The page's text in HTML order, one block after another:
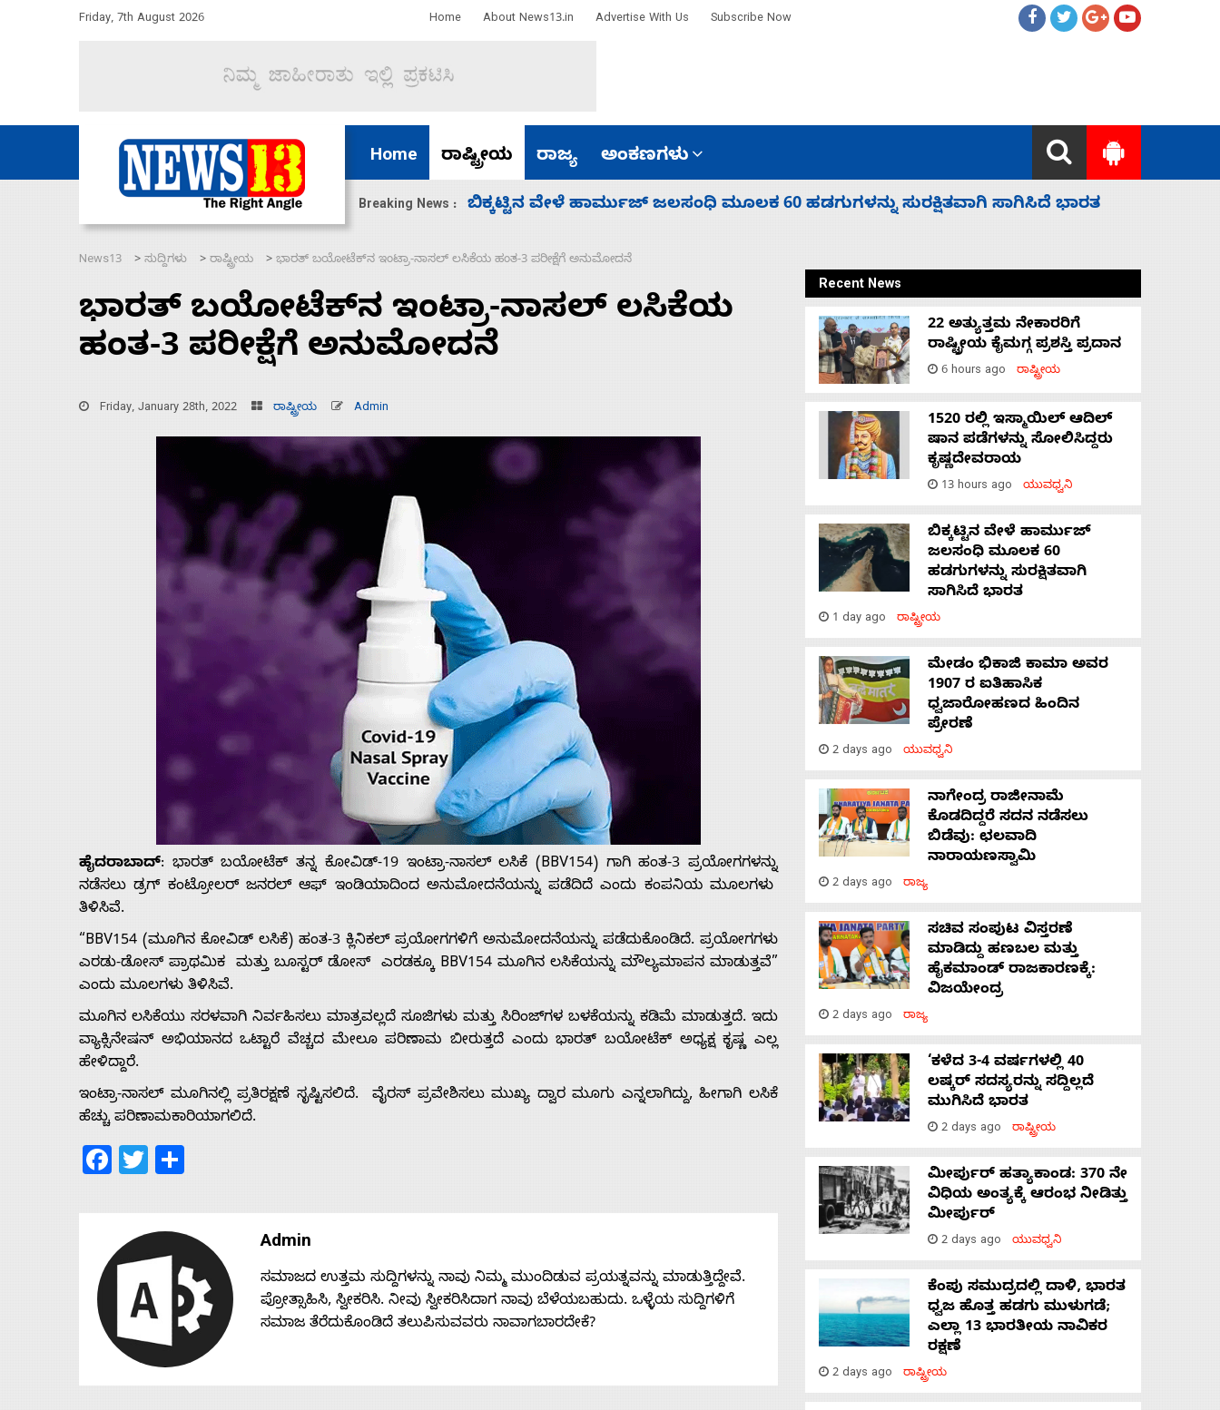
Friday, 7th August 2026 Home About News13.in Advertise With Us Subscribe Now
Home ರಾಷ್ಟ್ರೀಯ ರಾಜ್ಯ ಅಂಕಣಗಳು
Breaking News :
ಜಲಸಂಧಿ ಮೂಲಕ 60 ಹಡಗುಗಳನ್ನು ಸುರಕ್ಷಿತವಾಗಿ ಸಾಗಿಸಿದೆ ಭಾರತ ನಾಗೇಂದ್ರ ರಾಜೀನಾಮೆ ಕೊಡದಿದ್ದರೆ ಸದನ ನಡೆಸಲು ಬಿಡೆವು: ಛಲವಾದಿ ನಾರಾಯಣಸ್ವಾಮಿ
Advertise
Contact
News13 > ಸುದ್ದಿಗಳು > ರಾಷ್ಟ್ರೀಯ > ಭಾರತ್‌ ಬಯೋಟೆಕ್‌ನ ಇಂಟ್ರಾ-ನಾಸಲ್ ಲಸಿಕೆಯ ಹಂತ-3 ಪರೀಕ್ಷೆಗೆ ಅನುಮೋದನೆ
ಭಾರತ್‌ ಬಯೋಟೆಕ್‌ನ ಇಂಟ್ರಾ-ನಾಸಲ್ ಲಸಿಕೆಯ
ಹಂತ-3 ಪರೀಕ್ಷೆಗೆ ಅನುಮೋದನೆ
Friday, January 28th, 2022 ರಾಷ್ಟ್ರೀಯ Admin
ಹೈದರಾಬಾದ್: ಭಾರತ್ ಬಯೋಟೆಕ್ ತನ್ನ ಕೋವಿಡ್-19 ಇಂಟ್ರಾ-ನಾಸಲ್ ಲಸಿಕೆ (BBV154) ಗಾಗಿ ಹಂತ-3 ಪ್ರಯೋಗಗಳನ್ನು
ನಡೆಸಲು ಡ್ರಗ್ ಕಂಟ್ರೋಲರ್ ಜನರಲ್ ಆಫ್ ಇಂಡಿಯಾದಿಂದ ಅನುಮೋದನೆಯನ್ನು ಪಡೆದಿದೆ ಎಂದು ಕಂಪನಿಯ ಮೂಲಗಳು
ತಿಳಿಸಿವೆ.
“BBV154 (ಮೂಗಿನ ಕೋವಿಡ್ ಲಸಿಕೆ) ಹಂತ-3 ಕ್ಲಿನಿಕಲ್ ಪ್ರಯೋಗಗಳಿಗೆ ಅನುಮೋದನೆಯನ್ನು ಪಡೆದುಕೊಂಡಿದೆ. ಪ್ರಯೋಗಗಳು
ಎರಡು-ಡೋಸ್ ಪ್ರಾಥಮಿಕ ಮತ್ತು ಬೂಸ್ಟರ್ ಡೋಸ್ ಎರಡಕ್ಕೂ BBV154 ಮೂಗಿನ ಲಸಿಕೆಯನ್ನು ಮೌಲ್ಯಮಾಪನ ಮಾಡುತ್ತವೆ”
ಎಂದು ಮೂಲಗಳು ತಿಳಿಸಿವೆ.
ಮೂಗಿನ ಲಸಿಕೆಯು ಸರಳವಾಗಿ ನಿರ್ವಹಿಸಲು ಮಾತ್ರವಲ್ಲದೆ ಸೂಜಿಗಳು ಮತ್ತು ಸಿರಿಂಜ್‌ಗಳ ಬಳಕೆಯನ್ನು ಕಡಿಮೆ ಮಾಡುತ್ತದೆ. ಇದು
ವ್ಯಾಕ್ಸಿನೇಷನ್ ಅಭಿಯಾನದ ಒಟ್ಟಾರೆ ವೆಚ್ಚದ ಮೇಲೂ ಪರಿಣಾಮ ಬೀರುತ್ತದೆ ಎಂದು ಭಾರತ್ ಬಯೋಟೆಕ್ ಅಧ್ಯಕ್ಷ ಕೃಷ್ಣ ಎಲ್ಲ
ಹೇಳಿದ್ದಾರೆ.
ಇಂಟ್ರಾ-ನಾಸಲ್‌ ಮೂಗಿನಲ್ಲಿ ಪ್ರತಿರಕ್ಷಣೆ ಸೃಷ್ಟಿಸಲಿದೆ. ವೈರಸ್‌ ಪ್ರವೇಶಿಸಲು ಮುಖ್ಯ ದ್ವಾರ ಮೂಗು ಎನ್ನಲಾಗಿದ್ದು, ಹೀಗಾಗಿ ಲಸಿಕೆ
ಹೆಚ್ಚು ಪರಿಣಾಮಕಾರಿಯಾಗಲಿದೆ.
Facebook
Twitter
Admin
ಸಮಾಜದ ಉತ್ತಮ ಸುದ್ದಿಗಳನ್ನು ನಾವು ನಿಮ್ಮ ಮುಂದಿಡುವ ಪ್ರಯತ್ನವನ್ನು ಮಾಡುತ್ತಿದ್ದೇವೆ.
ಪ್ರೋತ್ಸಾಹಿಸಿ, ಸ್ವೀಕರಿಸಿ. ನೀವು ಸ್ವೀಕರಿಸಿದಾಗ ನಾವು ಬೆಳೆಯಬಹುದು. ಒಳ್ಳೆಯ ಸುದ್ದಿಗಳಿಗೆ
ಸಮಾಜ ತೆರೆದುಕೊಂಡಿದೆ ತಲುಪಿಸುವವರು ನಾವಾಗಬಾರದೇಕೆ?
Recent News
22 ಅತ್ಯುತ್ತಮ ನೇಕಾರರಿಗೆ
ರಾಷ್ಟ್ರೀಯ ಕೈಮಗ್ಗ ಪ್ರಶಸ್ತಿ ಪ್ರದಾನ
6 hours ago ರಾಷ್ಟ್ರೀಯ
1520 ರಲ್ಲಿ ಇಸ್ಮಾಯಿಲ್ ಆದಿಲ್
ಷಾನ ಪಡೆಗಳನ್ನು ಸೋಲಿಸಿದ್ದರು
ಕೃಷ್ಣದೇವರಾಯ
13 hours ago ಯುವಧ್ವನಿ
ಬಿಕ್ಕಟ್ಟಿನ ವೇಳೆ ಹಾರ್ಮುಜ್
ಜಲಸಂಧಿ ಮೂಲಕ 60
ಹಡಗುಗಳನ್ನು ಸುರಕ್ಷಿತವಾಗಿ
ಸಾಗಿಸಿದೆ ಭಾರತ
1 day ago ರಾಷ್ಟ್ರೀಯ
ಮೇಡಂ ಭಿಕಾಜಿ ಕಾಮಾ ಅವರ
1907 ರ ಐತಿಹಾಸಿಕ
ಧ್ವಜಾರೋಹಣದ ಹಿಂದಿನ
ಪ್ರೇರಣೆ
2 days ago ಯುವಧ್ವನಿ
ನಾಗೇಂದ್ರ ರಾಜೀನಾಮೆ
ಕೊಡದಿದ್ದರೆ ಸದನ ನಡೆಸಲು
ಬಿಡೆವು: ಛಲವಾದಿ
ನಾರಾಯಣಸ್ವಾಮಿ
2 days ago ರಾಜ್ಯ
ಸಚಿವ ಸಂಪುಟ ವಿಸ್ತರಣೆ
ಮಾಡಿದ್ದು ಹಣಬಲ ಮತ್ತು
ಹೈಕಮಾಂಡ್ ರಾಜಕಾರಣಕ್ಕೆ:
ವಿಜಯೇಂದ್ರ
2 days ago ರಾಜ್ಯ
‘ಕಳೆದ 3-4 ವರ್ಷಗಳಲ್ಲಿ 40
ಲಷ್ಕರ್ ಸದಸ್ಯರನ್ನು ಸದ್ದಿಲ್ಲದೆ
ಮುಗಿಸಿದೆ ಭಾರತ
2 days ago ರಾಷ್ಟ್ರೀಯ
ಮೀರ್ಪುರ್ ಹತ್ಯಾಕಾಂಡ: 370 ನೇ
ವಿಧಿಯ ಅಂತ್ಯಕ್ಕೆ ಆರಂಭ ನೀಡಿತ್ತು
ಮೀರ್ಪುರ್
2 days ago ಯುವಧ್ವನಿ
ಕೆಂಪು ಸಮುದ್ರದಲ್ಲಿ ದಾಳಿ, ಭಾರತ
ಧ್ವಜ ಹೊತ್ತ ಹಡಗು ಮುಳುಗಡೆ;
ಎಲ್ಲಾ 13 ಭಾರತೀಯ ನಾವಿಕರ
ರಕ್ಷಣೆ
2 days ago ರಾಷ್ಟ್ರೀಯ